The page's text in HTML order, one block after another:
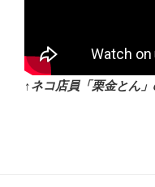
↑ネコ店員「栗金とん